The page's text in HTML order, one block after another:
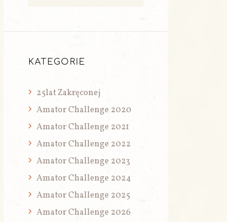
KATEGORIE
25lat Zakręconej
Amator Challenge 2020
Amator Challenge 2021
Amator Challenge 2022
Amator Challenge 2023
Amator Challenge 2024
Amator Challenge 2025
Amator Challenge 2026